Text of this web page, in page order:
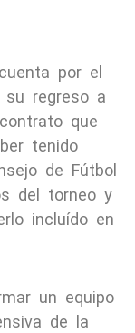
por el
regreso a
que
tenido
de Fútbol
del torneo y
incluído en
un equipo
de la